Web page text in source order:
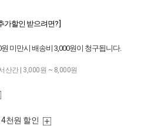
가할인 받으려면? ]
미만시 배송비 3,000원이 청구됩니다.
산간 | 3,000원 ~ 8,000원
천원 할인